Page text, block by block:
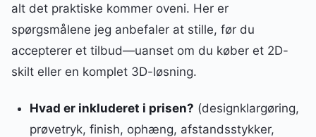
alt det praktiske kommer oveni. Her er
spørgsmålene jeg anbefaler at stille, før du
accepterer et tilbud—uanset om du køber et 2D-
skilt eller en komplet 3D-løsning.
Hvad er inkluderet i prisen? (designklargøring,
prøvetryk, finish, ophæng, afstandsstykker,